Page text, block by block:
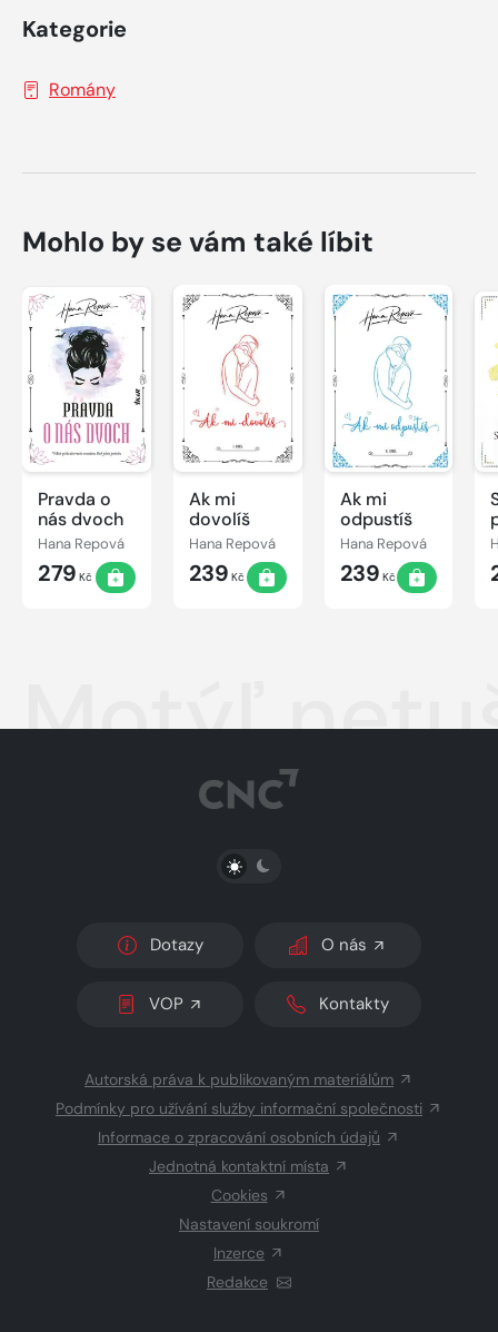
Kategorie
Romány
Mohlo by se vám také líbit
Pravda o
nás dvoch
Hana Repová
279 Kč
Ak mi
dovolíš
Hana Repová
239 Kč
Ak mi
odpustíš
Hana Repová
239 Kč
Motýľ
PŘEPNOUT SVĚTLÝ/TMAVÝ REŽIM
Dotazy O nás
VOP Kontakty
Autorská práva k publikovaným materiálům
Podmínky pro užívání služby informační společnosti
Informace o zpracování osobních údajů
Jednotná kontaktní místa
Cookies
Nastavení soukromí
Inzerce
Redakce